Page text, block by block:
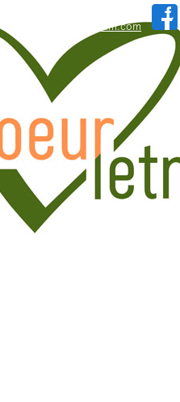
hallo@aucoeurvietnam.com